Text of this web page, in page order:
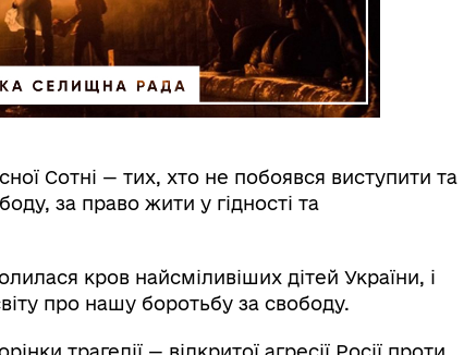
Сотні — тих, хто не побоявся виступити та
за право жити у гідності та
кров найсміливіших дітей України, і
про нашу боротьбу за свободу.